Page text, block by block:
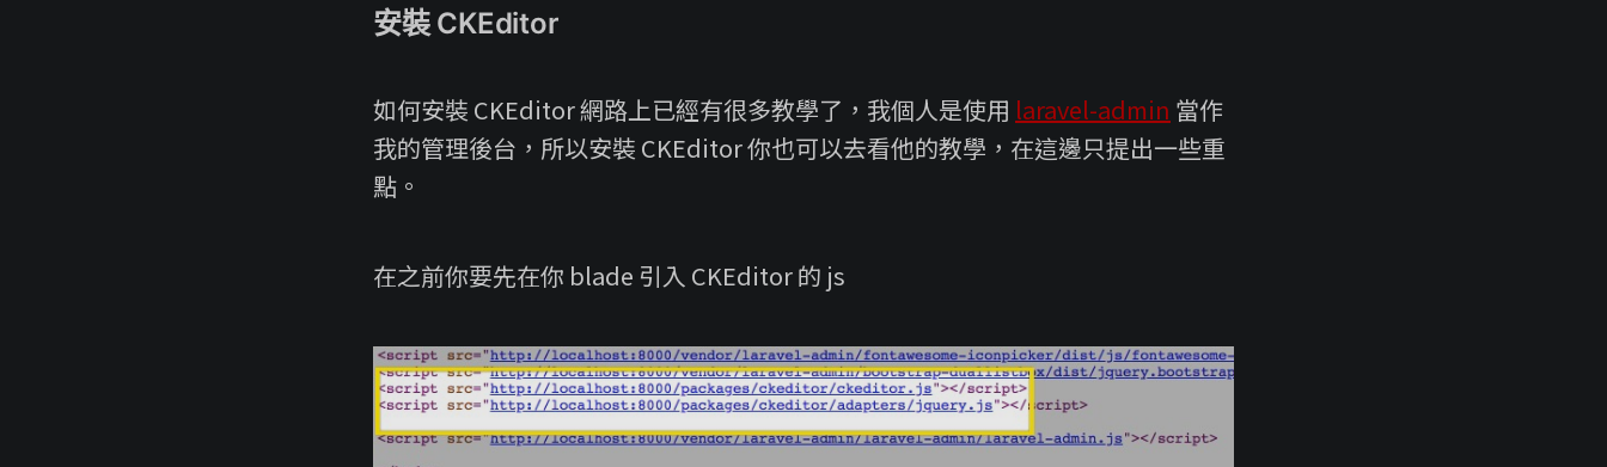
安裝 CKEditor
如何安裝 CKEditor 網路上已經有很多教學了，我個人是使用 laravel-admin 當作
我的管理後台，所以安裝 CKEditor 你也可以去看他的教學，在這邊只提出一些重
點。
在之前你要先在你 blade 引入 CKEditor 的 js